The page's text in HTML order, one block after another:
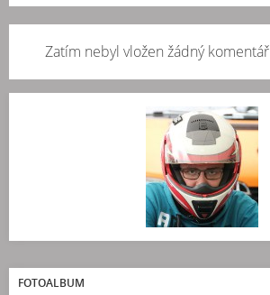
Zatím nebyl vložen žádný komentář
FOTOALBUM